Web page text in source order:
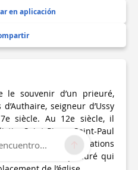
en aplicación
le souvenir d’un prieuré,
seigneur d’Ussy
siècle. Au 12e siècle, il
Saint-Pierre-Saint-Paul
Cluny. Les informations
de ce prieuré qui